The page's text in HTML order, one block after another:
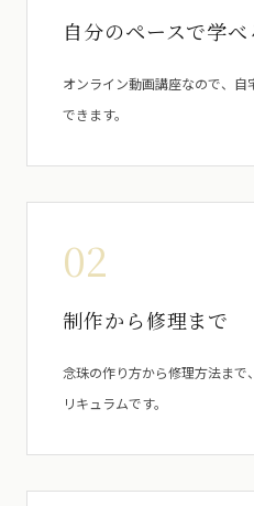
自分のペースで学べ
オンライン動画講座なので、
できます。
02
制作から修理まで
念珠の作り方から修理方法まで
リキュラムです。